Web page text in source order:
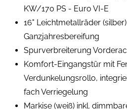
KW/170 PS - Euro VI-E
16" Leichtmetallräder
Ganzjahresbereifung
Spurverbreiterung
Komfort-Eingangstür mit
Verdunkelungsrollo,
fach Verriegelung
Markise (weiß) inkl.